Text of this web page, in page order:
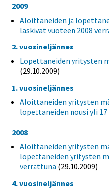
2009
Aloittaneiden ja
laskivat vuoteen 2008
2. vuosineljännes
Lopettaneiden yritysten
(29.10.2009)
1. vuosineljännes
Aloittaneiden yritysten
lopettaneiden nousi yli
2008
Aloittaneiden yritysten
lopettaneiden yritysten
verrattuna (29.10.2009)
4. vuosineljännes